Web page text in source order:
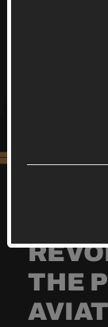
THE